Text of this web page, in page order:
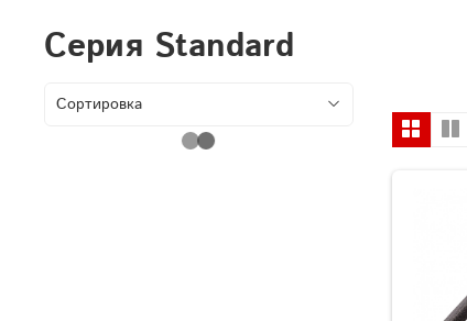
Серия Standard